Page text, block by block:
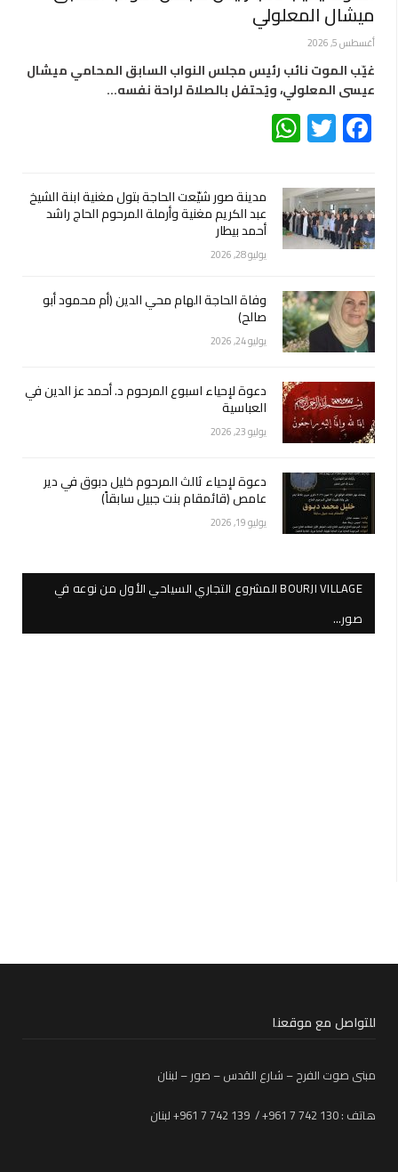
ميشال المعلولي
أغسطس 5, 2026
غيّب الموت نائب رئيس مجلس النواب السابق المحامي ميشال
عيسى المعلولي، ويُحتفل بالصلاة لراحة نفسه…
Facebook
Twitter
مدينة صور شيّعت الحاجة بتول مغنية ابنة الشيخ
عبد الكريم مغنية وأرملة المرحوم الحاج راشد
أحمد بيطار
يوليو 28, 2026
وفاة الحاجة الهام محي الدين (أم محمود أبو
صالح)
يوليو 24, 2026
دعوة لإحياء اسبوع المرحوم د. أحمد عز الدين في
العباسية
يوليو 23, 2026
دعوة لإحياء ثالث المرحوم خليل دبوق في دير
عامص (قائمقام بنت جبيل سابقاً)
يوليو 19, 2026
BOURJI VILLAGE المشروع التجاري السياحي الأول من نوعه في
صور…
للتواصل مع موقعنا
مبنى صوت الفرح – شارع القدس – صور – لبنان
هاتف : 130 742 7 961+ / 139 742 7 961+ لبنان